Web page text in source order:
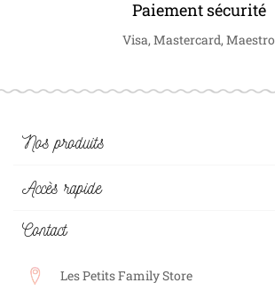
Paiement sécurité
Visa, Mastercard, Maestro
Nos produits
Accès rapide
Contact
Les Petits Family Store